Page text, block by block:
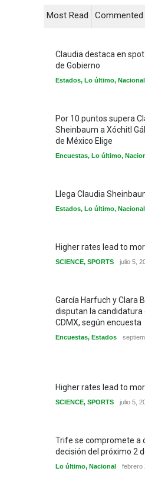
Most Read Commented
Claudia destaca en
de Gobierno
Estados, Lo último, Nacional
Por 10 puntos supera
Sheinbaum a Xóchitl
de México Elige
Encuestas, Lo último,
Llega Claudia
Estados, Lo último, Nacional
Higher rates lead to
SCIENCE, SPORTS julio 5,
García Harfuch y Clara
disputan la candidatura
CDMX, según encuesta
Encuestas, Estados
Higher rates lead to
SCIENCE, SPORTS julio 5,
Trife se compromete a
decisión del próximo 2
Lo último, Nacional febrero